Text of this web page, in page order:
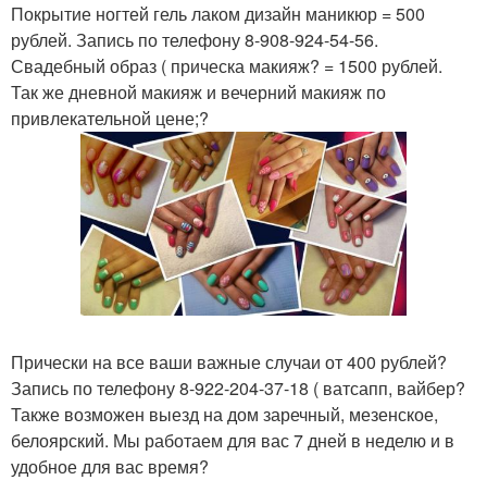
Покрытие ногтей гель лаком дизайн маникюр = 500
рублей. Запись по телефону 8-908-924-54-56.
Свадебный образ ( прическа макияж? = 1500 рублей.
Так же дневной макияж и вечерний макияж по
привлекательной цене;?
Прически на все ваши важные случаи от 400 рублей?
Запись по телефону 8-922-204-37-18 ( ватсапп, вайбер?
Также возможен выезд на дом заречный, мезенское,
белоярский. Мы работаем для вас 7 дней в неделю и в
удобное для вас время?